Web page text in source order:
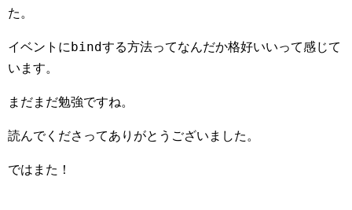
た。
イベントに bindする方法ってなんだか格好いいって感じて
います。
まだまだ勉強ですね。
読んでくださってありがとうございました。
ではまた！